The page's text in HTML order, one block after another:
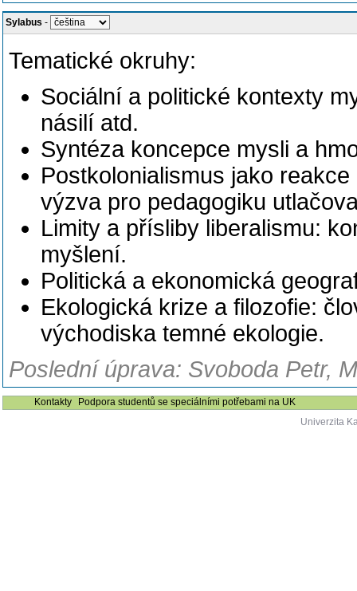
Sylabus -
Tematické okruhy:
Sociální a politické kontexty
násilí atd.
Syntéza koncepce mysli a
Postkolonialismus jako
výzva pro pedagogiku
Limity a přísliby liberalismu:
myšlení.
Politická a ekonomická
Ekologická krize a filozofie:
východiska temné ekologie.
Poslední úprava: Svoboda Petr,
Kontakty
Podpora studentů se speciálními potřebami na UK
Univerzita